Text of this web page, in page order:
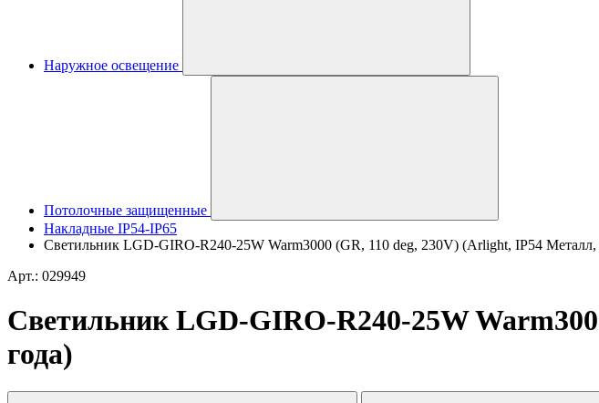
Наружное освещение
Потолочные защищенные
Накладные IP54-IP65
Светильник LGD-GIRO-R240-25W Warm3000 (GR, 110 deg, 230V) (Arlight, IP54 Металл,
Арт.: 029949
Светильник LGD-GIRO-R240-25W
года)